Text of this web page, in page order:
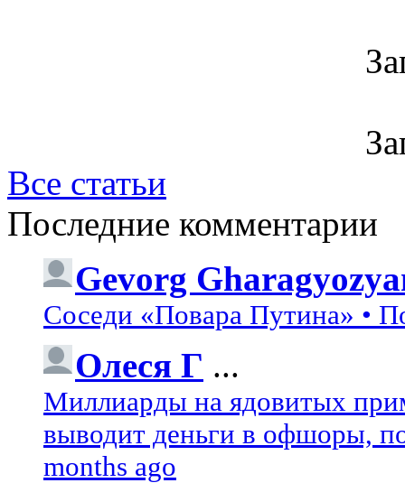
Все статьи
Последние комментарии
Gevorg
Соседи «Повара Путина» •
Олеся Г ...
Миллиарды на ядовитых
выводит деньги в офшоры,
months ago